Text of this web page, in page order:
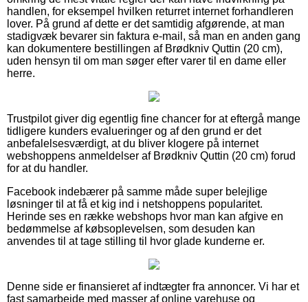
handlen, for eksempel hvilken returret internet forhandleren
lover. På grund af dette er det samtidig afgørende, at man
stadigvæk bevarer sin faktura e-mail, så man en anden gang
kan dokumentere bestillingen af Brødkniv Quttin (20 cm),
uden hensyn til om man søger efter varer til en dame eller
herre.
Trustpilot giver dig egentlig fine chancer for at eftergå mange
tidligere kunders evalueringer og af den grund er det
anbefalelsesværdigt, at du bliver klogere på internet
webshoppens anmeldelser af Brødkniv Quttin (20 cm) forud
for at du handler.
Facebook indebærer på samme måde super belejlige
løsninger til at få et kig ind i netshoppens popularitet.
Herinde ses en række webshops hvor man kan afgive en
bedømmelse af købsoplevelsen, som desuden kan
anvendes til at tage stilling til hvor glade kunderne er.
Denne side er finansieret af indtægter fra annoncer. Vi har et
fast samarbejde med masser af online varehuse og